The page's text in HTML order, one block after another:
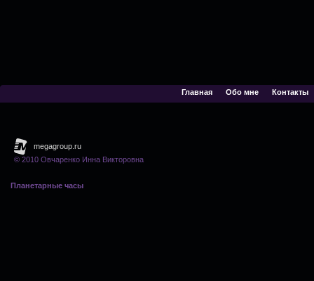
Главная Обо мне Контакты
© 2010 Овчаренко Инна Викторовна
Планетарные часы